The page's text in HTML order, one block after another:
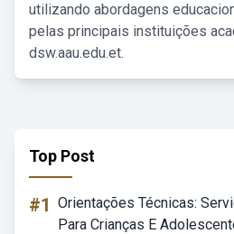
utilizando abordagens
pelas principais instituições
dsw.aau.edu.et.
Top Post
#1 Orientações Técnicas:
Para Crianças E